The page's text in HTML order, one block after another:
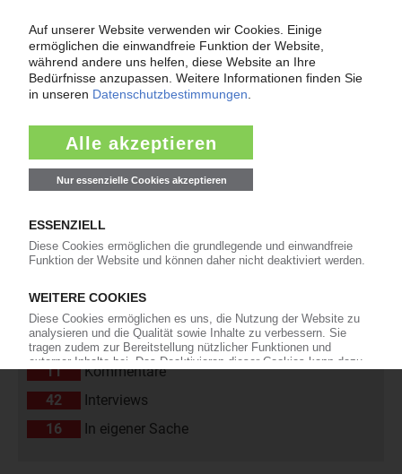
« Zurück Weiter »
Rubriken
24.543 Unternehmen
2.186
Werkstoffe, Produktion, Technik
108
Management
1.838
Branche
811
Veranstaltungen
11
Kommentare
42
Interviews
16
In eigener Sache